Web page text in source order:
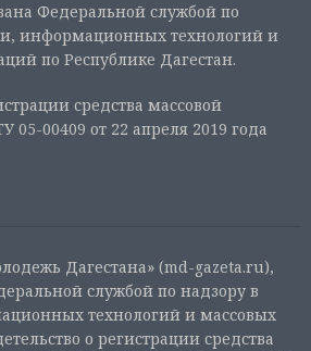
Федеральной службой по
информационных технологий и
по Республике Дагестан.
средства массовой
00409 от 22 апреля 2019 года
Дагестана» (md-gazeta.ru),
службой по надзору в
технологий и массовых
о регистрации средства